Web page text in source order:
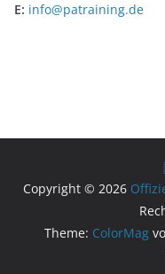
E: info@patraining.de
Copyright © 2026
Theme: ColorMag